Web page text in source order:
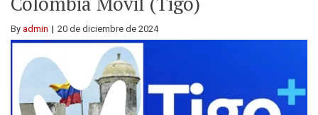
By admin 20 de diciembre de 2024